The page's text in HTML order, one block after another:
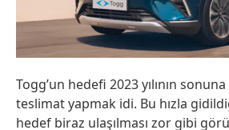
Togg’un hedefi 2023 yılının
teslimat yapmak idi. Bu hızla
hedef biraz ulaşılması zor gibi